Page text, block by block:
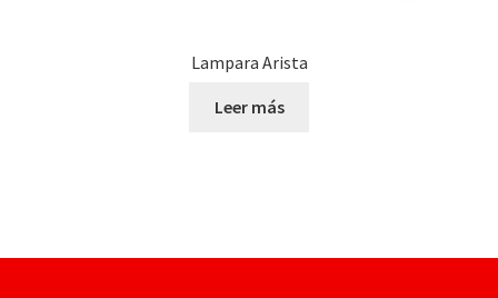
Lampara Arista
Leer más